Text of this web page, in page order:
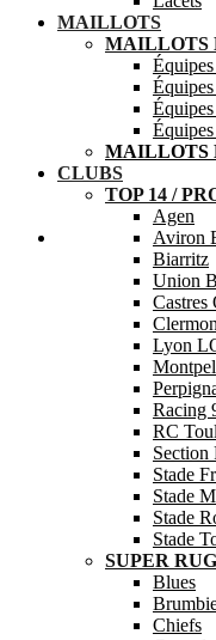
MAILLOTS
MAILLOTS
MAILLOTS
CLUBS
TOP 14 /
Agen
Aviron
Biarritz
Union
Castres
Lyon
Racing
RC
Section
Stade
Stade
Stade
Stade
SUPER
Blues
Chiefs